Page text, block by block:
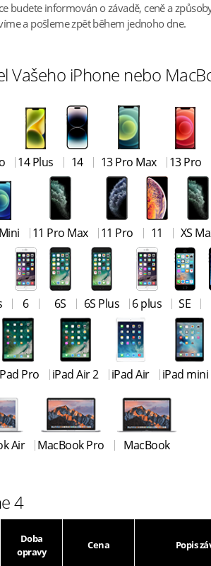
budete informován o závadě, ceně a
a pošleme zpět během jednoho dne.
Vašeho iPhone nebo
14 Plus 14 13 Pro Max 13 Pro
11 Pro Max 11 Pro 11 XS
6 6S 6S Plus 6 plus SE
Pro iPad Air 2 iPad Air iPad mini
Air MacBook Pro MacBook
4
Doba
opravy
Cena Popis